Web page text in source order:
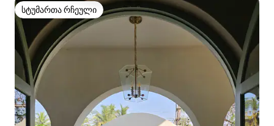
სტუმართა რჩეული
სტუმართა რჩეული